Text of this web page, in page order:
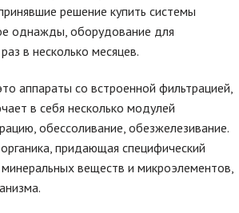
решение купить системы
однажды, оборудование для
в несколько месяцев.
аппараты со встроенной фильтрацией,
в себя несколько модулей
обессоливание, обезжелезивание.
придающая специфический
веществ и микроэлементов,